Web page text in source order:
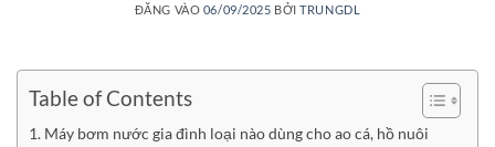
ĐĂNG VÀO 06/09/2025 BỞITRUNGDL
Table of Contents
Máy bơm nước gia đình loại nào dùng cho ao cá, hồ nuôi